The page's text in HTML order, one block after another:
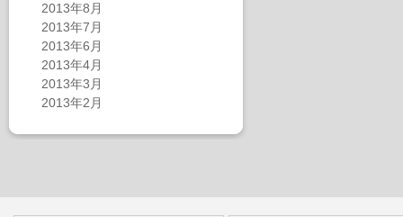
2013年8月
2013年7月
2013年6月
2013年4月
2013年3月
2013年2月